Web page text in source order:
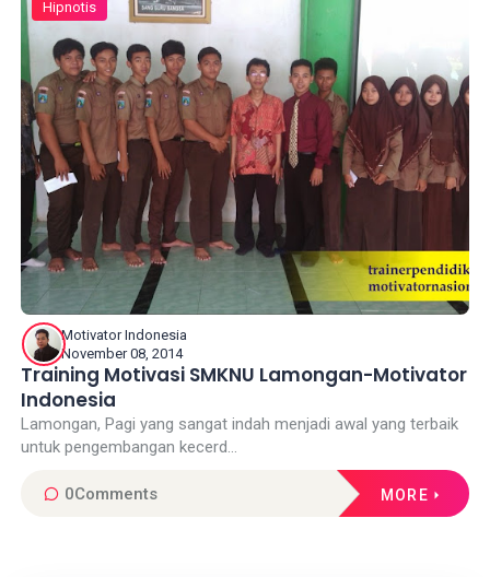
Hipnotis
Motivator Indonesia
November 08, 2014
Training Motivasi SMKNU Lamongan-Motivator
Indonesia
Lamongan, Pagi yang sangat indah menjadi awal yang terbaik
untuk pengembangan kecerd...
0Comments MORE